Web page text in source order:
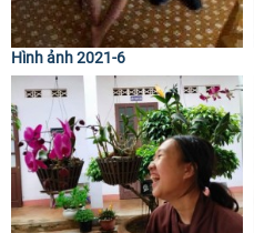
Hình ảnh 2021-6